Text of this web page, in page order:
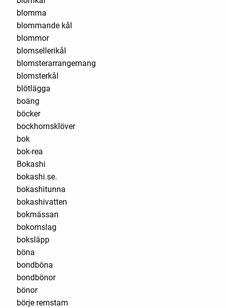
blomma
blommande kål
blommor
blomsellerikål
blomsterarrangemang
blomsterkål
blötlägga
boäng
böcker
bockhornsklöver
bok
bok-rea
Bokashi
bokashi.se.
bokashitunna
bokashivatten
bokmässan
bokomslag
boksläpp
böna
bondböna
bondbönor
bönor
börje remstam